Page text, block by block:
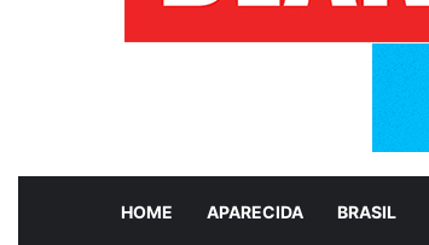
HOME APARECIDA BRASIL